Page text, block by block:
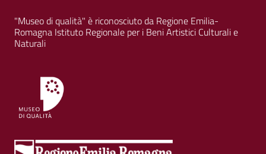
"Museo di qualità" è riconosciuto da Regione Emilia-
Romagna Istituto Regionale per i Beni Artistici Culturali e
Naturali